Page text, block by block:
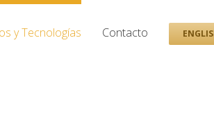
y Tecnologías Contacto